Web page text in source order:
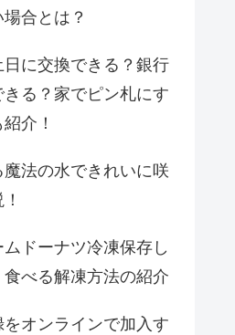
合とは？
日に交換できる？銀行
る？家でピン札にす
介！
法の水できれいに咲
ドーナツ冷凍保存し
べる解凍方法の紹介
オンラインで加入す